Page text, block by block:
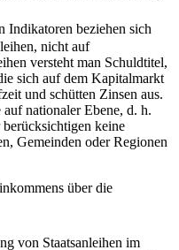
Indikatoren beziehen sich
nicht auf
versteht man Schuldtitel,
sich auf dem Kapitalmarkt
und schütten Zinsen aus.
nationaler Ebene, d. h.
keine
Gemeinden oder Regionen
über die
von Staatsanleihen im